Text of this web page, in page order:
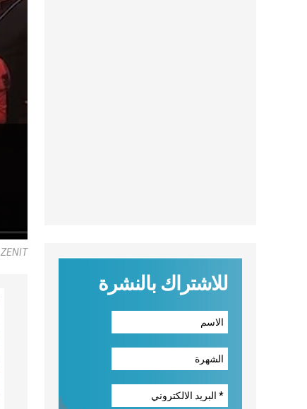
ZENIT
للاشتراك بالنشرة